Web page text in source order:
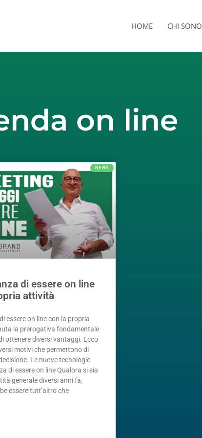
HOME CHI SONO
on line
NEWS
di essere on line
attività
essere on line con la propria
la prerogativa fondamentale
ottenere diversi vantaggi. Ecco
motivi che permettono di
Le nuove tecnologie
di essere on line Qualora si sia
generale diversi anni fa,
essere tutt’altro che